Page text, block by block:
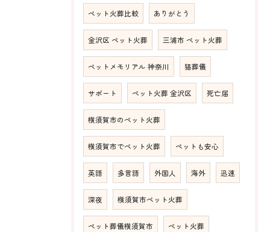
ペット火葬比較 ありがとう
金沢区 ペット火葬 三浦市 ペット火葬
ペットメモリアル 神奈川 猫葬儀
サポート ペット火葬 金沢区 死亡届
横須賀市のペット火葬
横須賀市でペット火葬 ペットも安心
英語 多言語 外国人 海外 迅速
深夜 横須賀市ペット火葬
ペット葬儀横須賀市 ペット火葬